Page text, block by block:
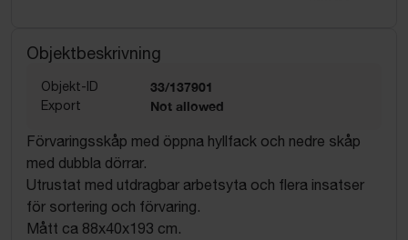
Objektbeskrivning
Objekt-ID 33/137901
Export Not allowed
Förvaringsskåp med öppna hyllfack och nedre skåp
med dubbla dörrar.
Utrustat med utdragbar arbetsyta och flera insatser
för sortering och förvaring.
Mått ca 88x40x193 cm.